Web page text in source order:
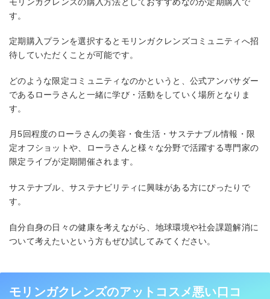
す。
定期購入プランを選択するとモリンガクレンズコミュニティへ招
待していただくことが可能です。
どのような限定コミュニティなのかというと、公式アンバサダー
であるローラさんと一緒に学び・活動をしていく場所となりま
す。
月5回程度のローラさんの美容・食生活・サステナブル情報・限
定オフショットや、ローラさんと様々な分野で活躍する専門家の
限定ライブが定期開催されます。
サステナブル、サステナビリティに興味がある方にぴったりで
す。
自分自身の日々の健康を考えながら、地球環境や社会課題解消に
ついて考えたいという方もぜひ試してみてください。
モリンガクレンズのアットコスメ悪い口コ